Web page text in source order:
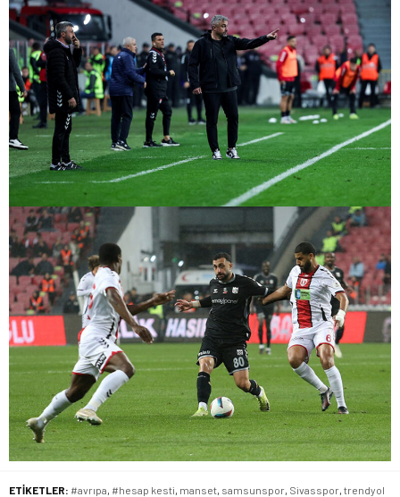
ETİKETLER: #avrıpa, #hesap kesti, manset, samsunspor, Sivasspor, trendyol